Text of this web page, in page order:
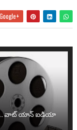
Google+
వాట్ యాన్ ఐడియా